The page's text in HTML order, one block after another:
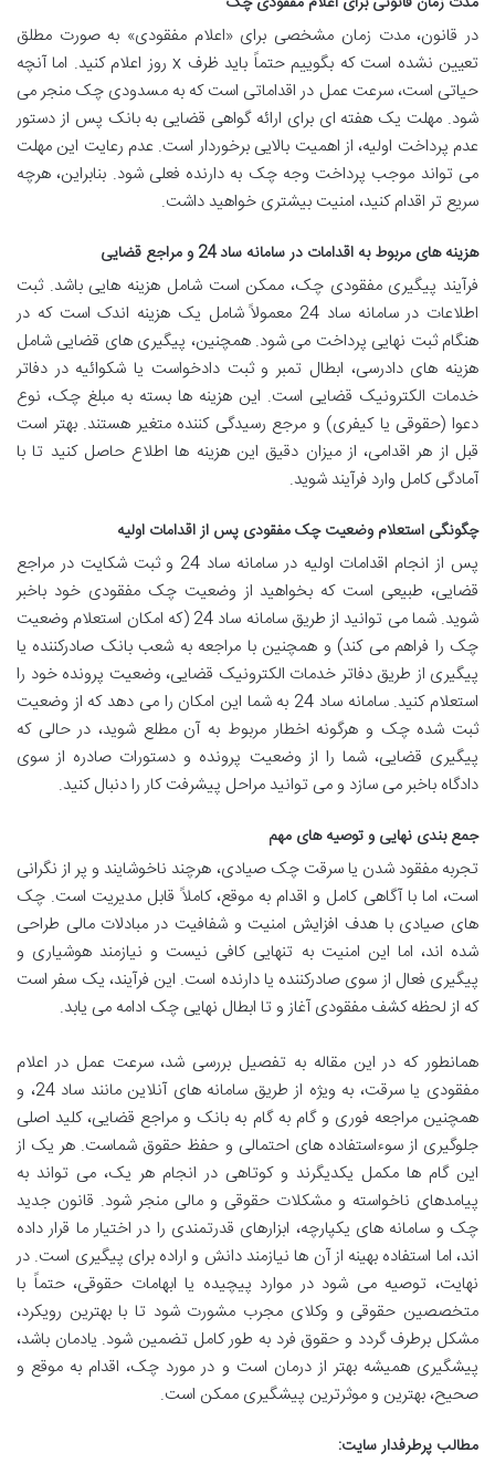
در قانون، مدت زمان مشخصی برای «اعلام مفقودی» به صورت مطلق
تعیین نشده است که بگوییم حتماً باید ظرف x روز اعلام کنید. اما آنچه
حیاتی است، سرعت عمل در اقداماتی است که به مسدودی چک منجر می
شود. مهلت یک هفته ای برای ارائه گواهی قضایی به بانک پس از دستور
عدم پرداخت اولیه، از اهمیت بالایی برخوردار است. عدم رعایت این مهلت
می تواند موجب پرداخت وجه چک به دارنده فعلی شود. بنابراین، هرچه
سریع تر اقدام کنید، امنیت بیشتری خواهید داشت.
هزینه های مربوط به اقدامات در سامانه ساد 24 و مراجع قضایی
فرآیند پیگیری مفقودی چک، ممکن است شامل هزینه هایی باشد. ثبت
اطلاعات در سامانه ساد 24 معمولاً شامل یک هزینه اندک است که در
هنگام ثبت نهایی پرداخت می شود. همچنین، پیگیری های قضایی شامل
هزینه های دادرسی، ابطال تمبر و ثبت دادخواست یا شکوائیه در دفاتر
خدمات الکترونیک قضایی است. این هزینه ها بسته به مبلغ چک، نوع
دعوا (حقوقی یا کیفری) و مرجع رسیدگی کننده متغیر هستند. بهتر است
قبل از هر اقدامی، از میزان دقیق این هزینه ها اطلاع حاصل کنید تا با
آمادگی کامل وارد فرآیند شوید.
چگونگی استعلام وضعیت چک مفقودی پس از اقدامات اولیه
پس از انجام اقدامات اولیه در سامانه ساد 24 و ثبت شکایت در مراجع
قضایی، طبیعی است که بخواهید از وضعیت چک مفقودی خود باخبر
شوید. شما می توانید از طریق سامانه ساد 24 (که امکان استعلام وضعیت
چک را فراهم می کند) و همچنین با مراجعه به شعب بانک صادرکننده یا
پیگیری از طریق دفاتر خدمات الکترونیک قضایی، وضعیت پرونده خود را
استعلام کنید. سامانه ساد 24 به شما این امکان را می دهد که از وضعیت
ثبت شده چک و هرگونه اخطار مربوط به آن مطلع شوید، در حالی که
پیگیری قضایی، شما را از وضعیت پرونده و دستورات صادره از سوی
دادگاه باخبر می سازد و می توانید مراحل پیشرفت کار را دنبال کنید.
جمع بندی نهایی و توصیه های مهم
تجربه مفقود شدن یا سرقت چک صیادی، هرچند ناخوشایند و پر از نگرانی
است، اما با آگاهی کامل و اقدام به موقع، کاملاً قابل مدیریت است. چک
های صیادی با هدف افزایش امنیت و شفافیت در مبادلات مالی طراحی
شده اند، اما این امنیت به تنهایی کافی نیست و نیازمند هوشیاری و
پیگیری فعال از سوی صادرکننده یا دارنده است. این فرآیند، یک سفر است
که از لحظه کشف مفقودی آغاز و تا ابطال نهایی چک ادامه می یابد.
همانطور که در این مقاله به تفصیل بررسی شد، سرعت عمل در اعلام
مفقودی یا سرقت، به ویژه از طریق سامانه های آنلاین مانند ساد 24، و
همچنین مراجعه فوری و گام به گام به بانک و مراجع قضایی، کلید اصلی
جلوگیری از سوءاستفاده های احتمالی و حفظ حقوق شماست. هر یک از
این گام ها مکمل یکدیگرند و کوتاهی در انجام هر یک، می تواند به
پیامدهای ناخواسته و مشکلات حقوقی و مالی منجر شود. قانون جدید
چک و سامانه های یکپارچه، ابزارهای قدرتمندی را در اختیار ما قرار داده
اند، اما استفاده بهینه از آن ها نیازمند دانش و اراده برای پیگیری است. در
نهایت، توصیه می شود در موارد پیچیده یا ابهامات حقوقی، حتماً با
متخصصین حقوقی و وکلای مجرب مشورت شود تا با بهترین رویکرد،
مشکل برطرف گردد و حقوق فرد به طور کامل تضمین شود. یادمان باشد،
پیشگیری همیشه بهتر از درمان است و در مورد چک، اقدام به موقع و
صحیح، بهترین و موثرترین پیشگیری ممکن است.
مطالب پرطرفدار سایت: